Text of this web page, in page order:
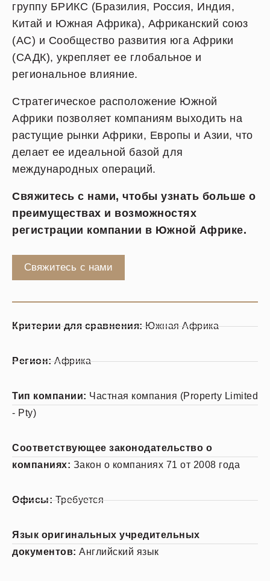
группу БРИКС (Бразилия, Россия, Индия,
Китай и Южная Африка), Африканский союз
(АС) и Сообщество развития юга Африки
(САДК), укрепляет ее глобальное и
региональное влияние.
Стратегическое расположение Южной
Африки позволяет компаниям выходить на
растущие рынки Африки, Европы и Азии, что
делает ее идеальной базой для
международных операций.
Свяжитесь с нами, чтобы узнать больше о
преимуществах и возможностях
регистрации компании в Южной Африке.
Свяжитесь с нами
Критерии для сравнения:Южная Африка
Регион:Африка
Тип компании: Частная компания (Property Limited
- Pty)
Соответствующее законодательство о
компаниях: Закон о компаниях 71 от 2008 года
Офисы:Требуется
Язык оригинальных учредительных
документов: Английский язык